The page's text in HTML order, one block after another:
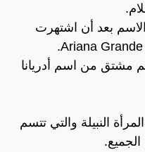
بعد أن اشتهرت
مشتق من اسم أدريانا
النبيلة والتي تتسم